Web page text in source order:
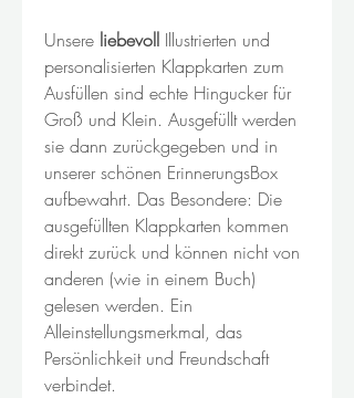
Unsere liebevoll Illustrierten und
personalisierten Klappkarten zum
Ausfüllen sind echte Hingucker für
Groß und Klein. Ausgefüllt werden
sie dann zurückgegeben und in
unserer schönen ErinnerungsBox
aufbewahrt. Das Besondere: Die
ausgefüllten Klappkarten kommen
direkt zurück und können nicht von
anderen (wie in einem Buch)
gelesen werden. Ein
Alleinstellungsmerkmal, das
Persönlichkeit und Freundschaft
verbindet.